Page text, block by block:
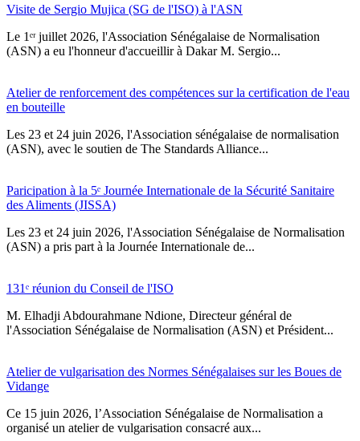
Visite de Sergio Mujica (SG de l'ISO) à l'ASN
Le 1ᵉʳ juillet 2026, l'Association Sénégalaise de Normalisation
(ASN) a eu l'honneur d'accueillir à Dakar M. Sergio...
Atelier de renforcement des compétences sur la certification de l'eau
en bouteille
Les 23 et 24 juin 2026, l'Association sénégalaise de normalisation
(ASN), avec le soutien de The Standards Alliance...
Paricipation à la 5ᵉ Journée Internationale de la Sécurité Sanitaire
des Aliments (JISSA)
‎Les 23 et 24 juin 2026, l'Association Sénégalaise de Normalisation
(ASN) a pris part à la Journée Internationale de...
131ᵉ réunion du Conseil de l'ISO
M. Elhadji Abdourahmane Ndione, Directeur général de
l'Association Sénégalaise de Normalisation (ASN) et Président...
Atelier de vulgarisation des Normes Sénégalaises sur les Boues de
Vidange
Ce 15 juin 2026, l’Association Sénégalaise de Normalisation a
organisé un atelier de vulgarisation consacré aux...